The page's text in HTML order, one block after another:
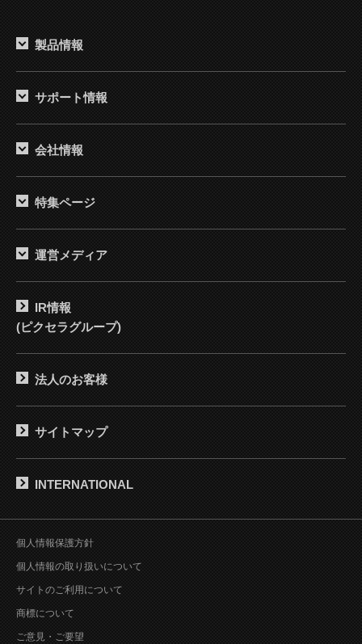
製品情報
サポート情報
会社情報
特集ページ
運営メディア
IR情報
(ピクセラグループ)
法人のお客様
サイトマップ
INTERNATIONAL
個人情報保護方針
個人情報の取り扱いについて
サイトのご利用について
商標について
ご意見・ご要望